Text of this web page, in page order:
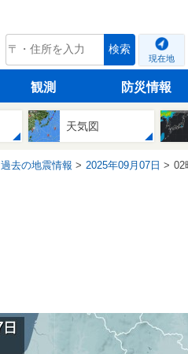
tenki.jp 検索
現在地
観測 防災情報
天気図
過去の地震情報 2025年09月07日 02